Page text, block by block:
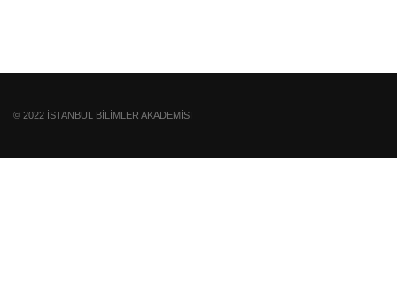
© 2022 İSTANBUL BILIMLER AKADEMISI